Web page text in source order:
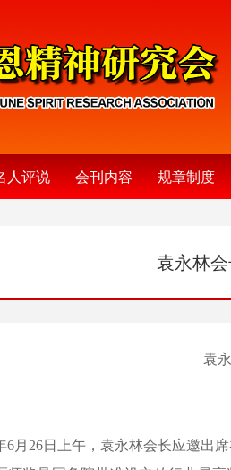
人评说 会刊内容 规章制度
袁永林
袁
6月26日上午，袁永林会长应邀出